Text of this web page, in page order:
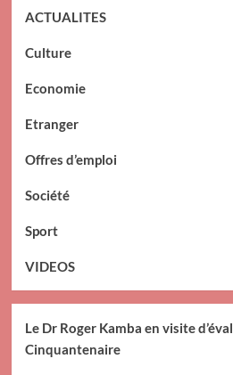
ACTUALITES
Culture
Economie
Etranger
Offres d’emploi
Société
Sport
VIDEOS
Le Dr Roger Kamba en visite
Cinquantenaire